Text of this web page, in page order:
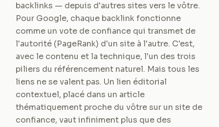
backlinks — depuis d'autres sites vers le vôtre.
Pour Google, chaque backlink fonctionne
comme un vote de confiance qui transmet de
l'autorité (PageRank) d'un site à l'autre. C'est,
avec le contenu et la technique, l'un des trois
piliers du référencement naturel. Mais tous les
liens ne se valent pas. Un lien éditorial
contextuel, placé dans un article
thématiquement proche du vôtre sur un site de
confiance, vaut infiniment plus que des